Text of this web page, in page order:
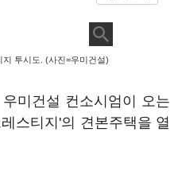
투시도. (사진=우미건설)
미건설 컨소시엄이 오는
스티지'의 견본주택을 열